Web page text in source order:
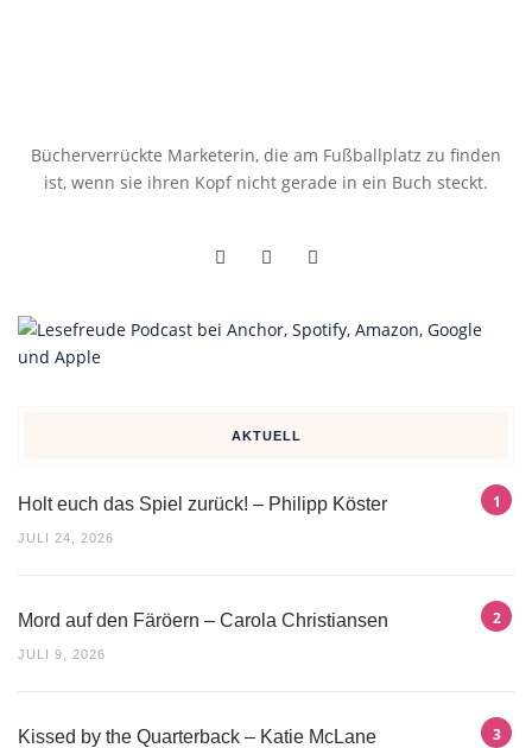
Bücherverrückte Marketerin, die am Fußballplatz zu finden
ist, wenn sie ihren Kopf nicht gerade in ein Buch steckt.
AKTUELL
Holt euch das Spiel zurück! – Philipp Köster
JULI 24, 2026
Mord auf den Färöern – Carola Christiansen
JULI 9, 2026
Kissed by the Quarterback – Katie McLane